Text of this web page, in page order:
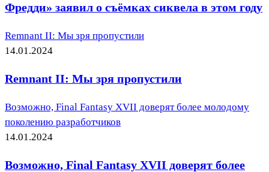
Фредди» заявил о съёмках сиквела в этом году
Remnant II: Мы зря пропустили
14.01.2024
Remnant II: Мы зря пропустили
Возможно, Final Fantasy XVII доверят более молодому
поколению разработчиков
14.01.2024
Возможно, Final Fantasy XVII доверят более